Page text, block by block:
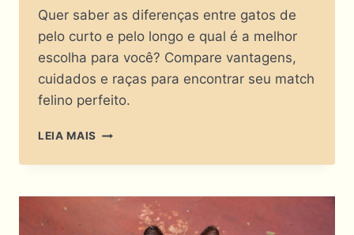
Quer saber as diferenças entre gatos de
pelo curto e pelo longo e qual é a melhor
escolha para você? Compare vantagens,
cuidados e raças para encontrar seu match
felino perfeito.
LEIA MAIS DIFERENÇAS
GATOS
PELO